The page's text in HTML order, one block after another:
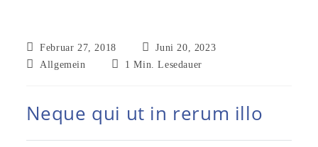
Beitrag
veröffentlicht:
Februar 27, 2018
Beitrag
zuletzt
Juni 20, 2023
Beitrags-
Allgemein Lesedauer:
1 Min. Lesedauer
Neque qui ut in rerum illo